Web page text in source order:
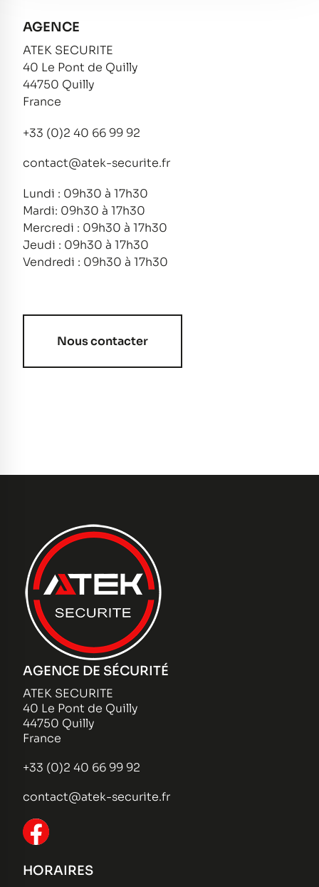
AGENCE
ATEK SECURITE
40 Le Pont de Quilly
44750 Quilly
France
+33 (0)2 40 66 99 92
contact@atek-securite.fr
Lundi : 09h30 à 17h30
Mardi: 09h30 à 17h30
Mercredi : 09h30 à 17h30
Jeudi : 09h30 à 17h30
Vendredi : 09h30 à 17h30
Nous contacter
AGENCE DE SÉCURITÉ
ATEK SECURITE
40 Le Pont de Quilly
44750 Quilly
France
+33 (0)2 40 66 99 92
contact@atek-securite.fr
HORAIRES